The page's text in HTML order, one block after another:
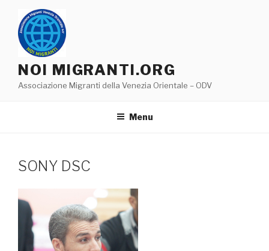
contenuto
NOI MIGRANTI.ORG
Associazione Migranti della Venezia Orientale – ODV
Menu
SONY DSC